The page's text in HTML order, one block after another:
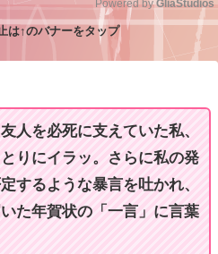
Powered by GliaStudios
は↑のバナーをタップ
人を必死に支えていた私、
りにイラッ。さらに私の発
するような暴言を吐かれ、
た年賀状の「一言」に言葉